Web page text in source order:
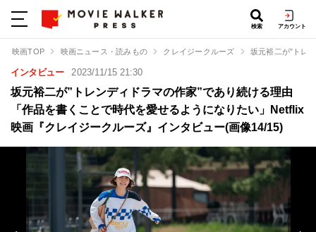
検索 アカウント
映画TOP 映画ニュース・読みもの クレイジークルーズ 坂元裕二が”トレ
インタビュー 2023/11/15 21:30
坂元裕二が”トレンディドラマの作家”であり続ける理由
「作品を書くことで時代を愛せるようになりたい」Netflix
映画『クレイジークルーズ』インタビュー(画像14/15)